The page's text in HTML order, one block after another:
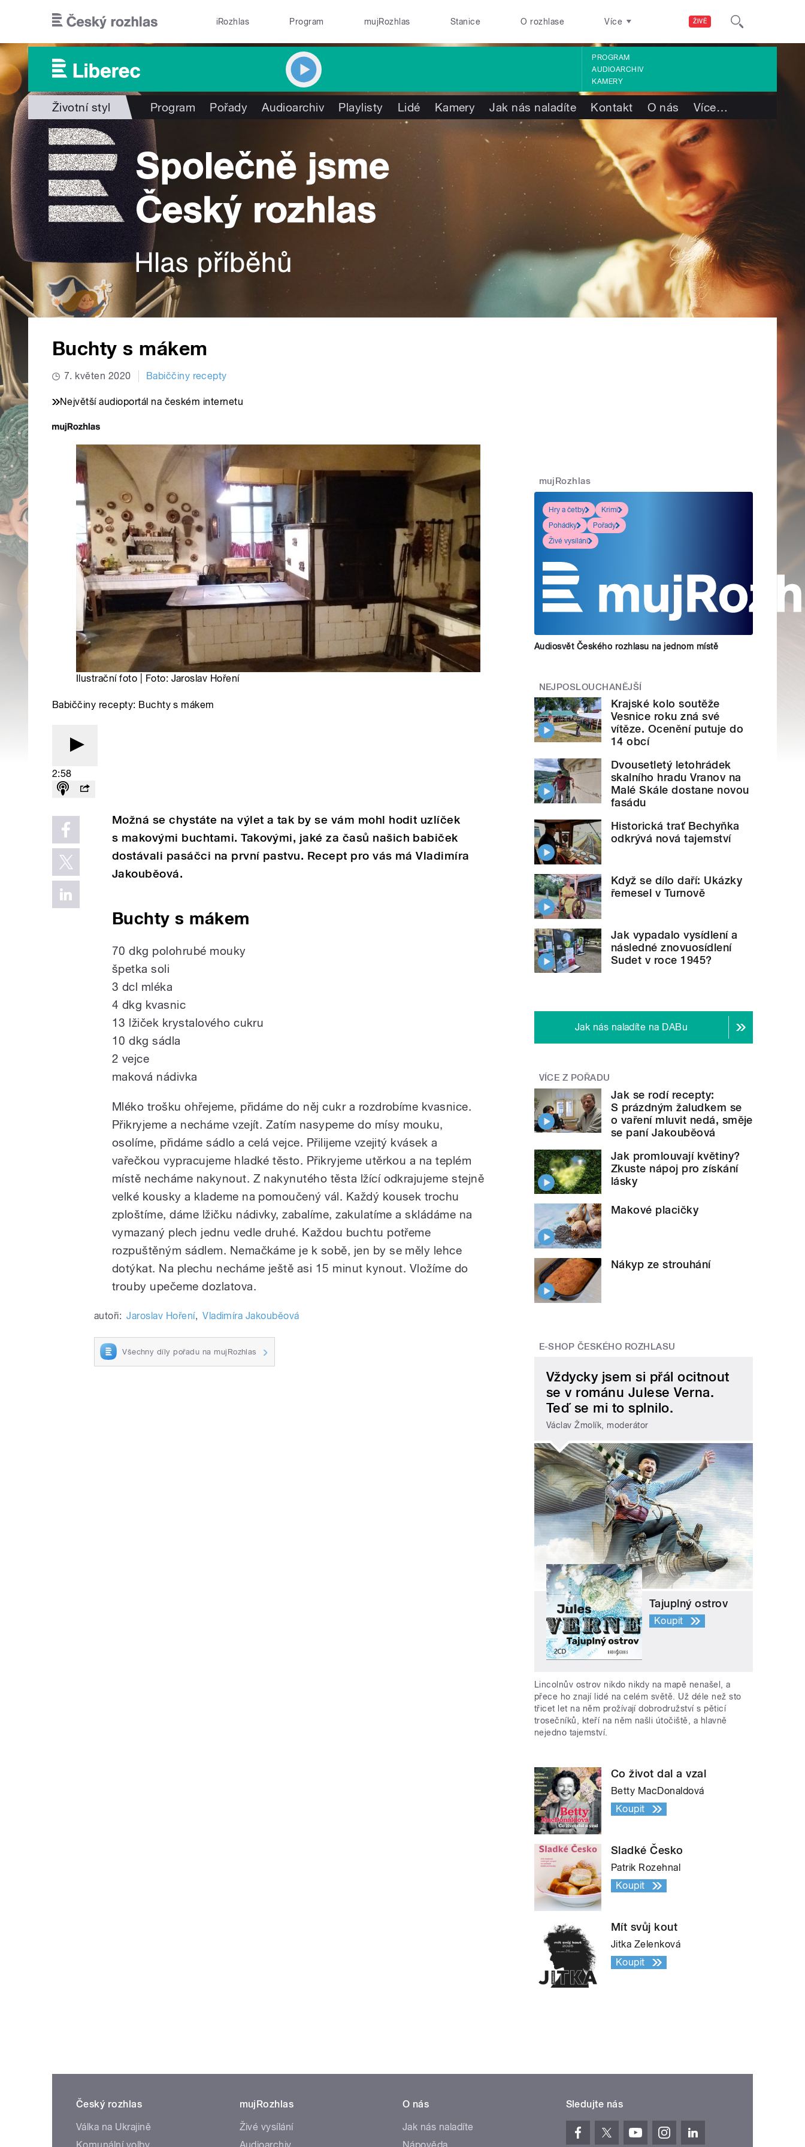
ŽIVĚ
iRozhlas Program mujRozhlas Stanice O rozhlase Více
PROGRAM
AUDIOARCHIV
KAMERY
Životní styl Program Pořady Audioarchiv Playlisty Lidé Kamery Jak nás naladíte Kontakt O nás Více…
Buchty s mákem
7. květen 2020 Babiččiny recepty
Největší audioportál na českém internetu
Ilustrační foto | Foto: Jaroslav Hoření
Babiččiny recepty: Buchty s mákem
2:58
Možná se chystáte na výlet a tak by se vám mohl hodit uzlíček
s makovými buchtami. Takovými, jaké za časů našich babiček
dostávali pasáčci na první pastvu. Recept pro vás má Vladimíra
Jakouběová.
Buchty s mákem
70 dkg polohrubé mouky
špetka soli
3 dcl mléka
4 dkg kvasnic
13 lžiček krystalového cukru
10 dkg sádla
2 vejce
maková nádivka
Mléko trošku ohřejeme, přidáme do něj cukr a rozdrobíme kvasnice.
Přikryjeme a necháme vzejít. Zatím nasypeme do mísy mouku,
osolíme, přidáme sádlo a celá vejce. Přilijeme vzejitý kvásek a
vařečkou vypracujeme hladké těsto. Přikryjeme utěrkou a na teplém
místě necháme nakynout. Z nakynutého těsta lžící odkrajujeme stejně
velké kousky a klademe na pomoučený vál. Každý kousek trochu
zploštíme, dáme lžičku nádivky, zabalíme, zakulatíme a skládáme na
vymazaný plech jednu vedle druhé. Každou buchtu potřeme
rozpuštěným sádlem. Nemačkáme je k sobě, jen by se měly lehce
dotýkat. Na plechu necháme ještě asi 15 minut kynout. Vložíme do
trouby upečeme dozlatova.
autoři: Jaroslav Hoření, Vladimíra Jakouběová
Všechny díly pořadu na mujRozhlas
mujRozhlas
Hry a četby
Krimi
Pohádky
Pořady
Živé vysílání
Audiosvět Českého rozhlasu na jednom místě
NEJPOSLOUCHANĚJŠÍ
Krajské kolo soutěže
Vesnice roku zná své
vítěze. Ocenění putuje do
14 obcí
Dvousetletý letohrádek
skalního hradu Vranov na
Malé Skále dostane novou
fasádu
Historická trať Bechyňka
odkrývá nová tajemství
Když se dílo daří: Ukázky
řemesel v Turnově
Jak vypadalo vysídlení a
následné znovuosídlení
Sudet v roce 1945?
Jak nás naladíte na DABu
VÍCE Z POŘADU
Jak se rodí recepty:
S prázdným žaludkem se
o vaření mluvit nedá, směje
se paní Jakouběová
Jak promlouvají květiny?
Zkuste nápoj pro získání
lásky
Makové placičky
Nákyp ze strouhání
E-SHOP ČESKÉHO ROZHLASU
Vždycky jsem si přál ocitnout
se v románu Julese Verna.
Teď se mi to splnilo.
Václav Žmolík, moderátor
Tajuplný ostrov
Koupit
Lincolnův ostrov nikdo nikdy na mapě nenašel, a
přece ho znají lidé na celém světě. Už déle než sto
třicet let na něm prožívají dobrodružství s pěticí
trosečníků, kteří na něm našli útočiště, a hlavně
nejedno tajemství.
Co život dal a vzal
Betty MacDonaldová
Koupit
Sladké Česko
Patrik Rozehnal
Koupit
Mít svůj kout
Jitka Zelenková
Koupit
Český rozhlas
Válka na Ukrajině
mujRozhlas
Živé vysílání
O nás
Jak nás naladíte
Sledujte nás